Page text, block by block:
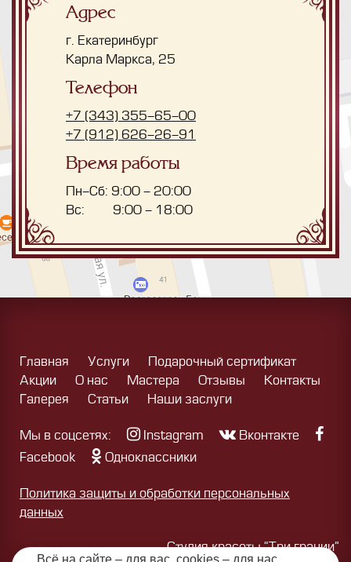
Адрес
г. Екатеринбург
Карла Маркса, 25
Телефон
+7 (343) 355-65-00
+7 (912) 626-26-91
Время работы
Пн-Сб: 9:00 - 20:00
Вс: 9:00 - 18:00
Главная Услуги
Подарочный сертификат
Акции
О нас Мастера Отзывы
Контакты
Галерея
Статьи Наши заслуги
Мы в соцсетях: Instagram
Вконтакте
Facebook
Одноклассники
Политика защиты и обработки персональных
данных
Студия красоты “Три грации”
Всё на сайте – для вас, cookies – для нас.